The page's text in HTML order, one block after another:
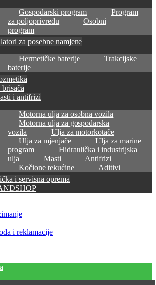
Gospodarski program
Program
za poljoprivredu
Osobni
program
za posebne namjene
Hermetičke baterije
Trakcijske
baterije
i antifrizi
Motorna ulja za osobna vozila
Motorna ulja za gospodarska
vozila
Ulja za motorkotače
Ulja za mjenjače
Ulja za marine
program
Hidraulička i industrijska
ulja
Masti
Antifrizi
Kočione tekućine
Aditivi
i servisna oprema
i reklamacije